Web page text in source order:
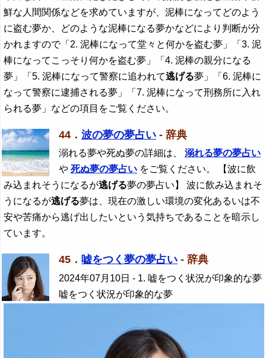
鮮な人間関係などを求めていますが、泥棒になってどのよう
に盗む夢か、どのような泥棒になる夢かなどにより判断が分
かれますので「2. 泥棒になって堂々と何かを盗む夢」「3. 泥
棒になってこっそり何かを盗む夢」「4. 泥棒の親分になる
夢」「5. 泥棒になって警察に追われて逃げる夢」「6. 泥棒に
なって警察に逮捕される夢」「7. 泥棒になって刑務所に入れ
られる夢」などの項目をご覧ください。
44． 波の夢の夢占い - 辞典
溺れる夢や死ぬ夢の詳細は、 溺れる夢の夢占い
や 死ぬ夢の夢占い をご覧ください。 【波に飲
み込まれそうになるが逃げる夢の夢占い】 波に飲み込まれそ
うになるが逃げる夢は、現在の激しい環境の変化あるいは不
安や苦痛から逃げ出したいという気持ちであることを暗示し
ています。
45． 嘘をつく夢の夢占い - 辞典
2024年07月10日 - 1. 嘘をつく状況が印象的な夢
嘘をつく状況が印象的な夢